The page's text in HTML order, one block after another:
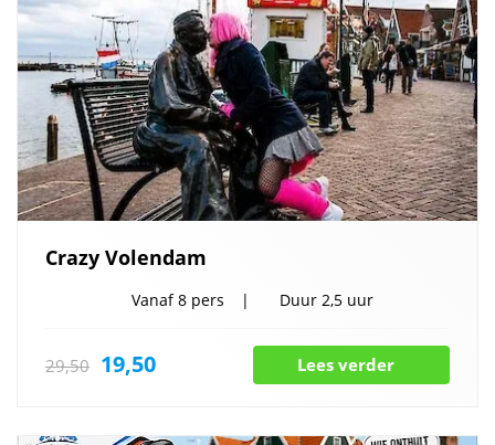
Crazy Volendam
Vanaf8 pers Duur 2,5 uur
29,50 19,50 Lees verder